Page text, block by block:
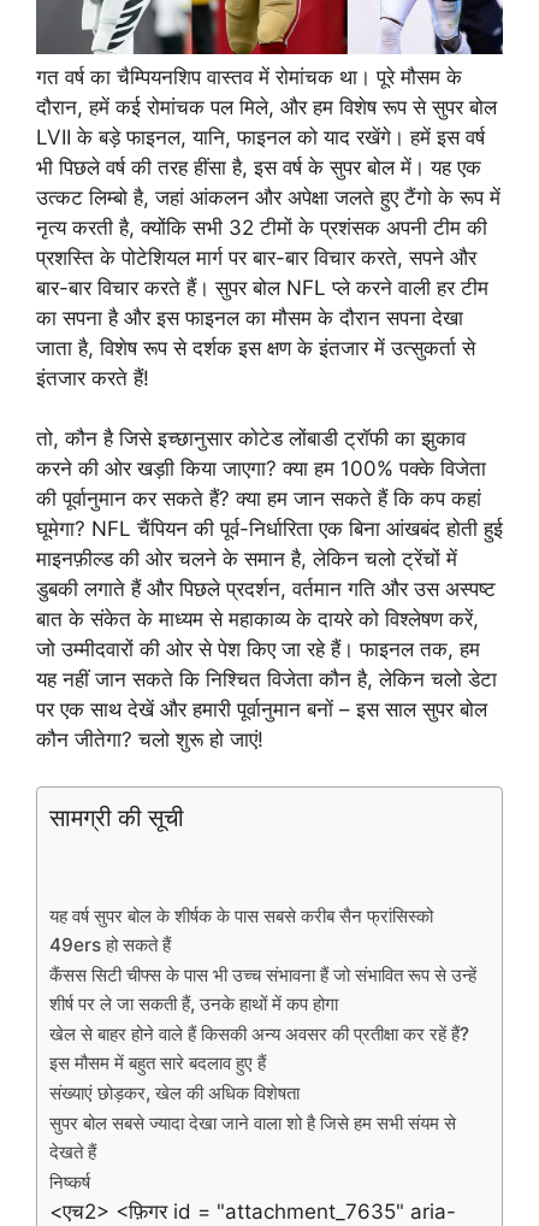
गत वर्ष का चैम्पियनशिप वास्तव में रोमांचक था। पूरे मौसम के
दौरान, हमें कई रोमांचक पल मिले, और हम विशेष रूप से सुपर बोल
LVII के बड़े फाइनल, यानि, फाइनल को याद रखेंगे। हमें इस वर्ष
भी पिछले वर्ष की तरह हींसा है, इस वर्ष के सुपर बोल में। यह एक
उत्कट लिम्बो है, जहां आंकलन और अपेक्षा जलते हुए टैंगो के रूप में
नृत्य करती है, क्योंकि सभी 32 टीमों के प्रशंसक अपनी टीम की
प्रशस्ति के पोटेशियल मार्ग पर बार-बार विचार करते, सपने और
बार-बार विचार करते हैं। सुपर बोल NFL प्ले करने वाली हर टीम
का सपना है और इस फाइनल का मौसम के दौरान सपना देखा
जाता है, विशेष रूप से दर्शक इस क्षण के इंतजार में उत्सुकर्ता से
इंतजार करते हैं!
तो, कौन है जिसे इच्छानुसार कोटेड लोंबाडी ट्रॉफी का झुकाव
करने की ओर खड़ाी किया जाएगा? क्या हम 100% पक्के विजेता
की पूर्वानुमान कर सकते हैं? क्या हम जान सकते हैं कि कप कहां
घूमेगा? NFL चैंपियन की पूर्व-निर्धारिता एक बिना आंखबंद होती हुई
माइनफ़ील्ड की ओर चलने के समान है, लेकिन चलो ट्रेंचों में
डुबकी लगाते हैं और पिछले प्रदर्शन, वर्तमान गति और उस अस्पष्ट
बात के संकेत के माध्यम से महाकाव्य के दायरे को विश्लेषण करें,
जो उम्मीदवारों की ओर से पेश किए जा रहे हैं। फाइनल तक, हम
यह नहीं जान सकते कि निश्चित विजेता कौन है, लेकिन चलो डेटा
पर एक साथ देखें और हमारी पूर्वानुमान बनाें – इस साल सुपर बोल
कौन जीतेगा? चलो शुरू हो जाएं!
सामग्री की सूची
यह वर्ष सुपर बोल के शीर्षक के पास सबसे करीब सैन फ्रांसिस्को
49ers हो सकते हैं
कैंसस सिटी चीफ्स के पास भी उच्च संभावना हैं जो संभावित रूप से उन्हें
शीर्ष पर ले जा सकती हैं, उनके हाथों में कप होगा
खेल से बाहर होने वाले हैं किसकी अन्य अवसर की प्रतीक्षा कर रहें हैं?
इस मौसम में बहुत सारे बदलाव हुए हैं
संख्याएं छोड़कर, खेल की अधिक विशेषता
सुपर बोल सबसे ज्यादा देखा जाने वाला शो है जिसे हम सभी संयम से
देखते हैं
निष्कर्ष
<एच2> <फ़िगर id = "attachment_7635" aria-